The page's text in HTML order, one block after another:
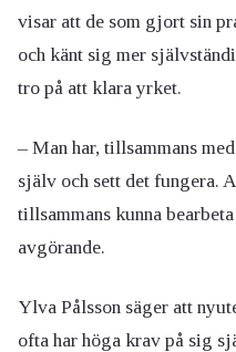
visar att de som gjort sin
och känt sig mer
tro på att klara yrket.
– Man har, tillsammans
själv och sett det fungera.
tillsammans kunna
avgörande.
Ylva Pålsson säger att
ofta har höga krav på sig